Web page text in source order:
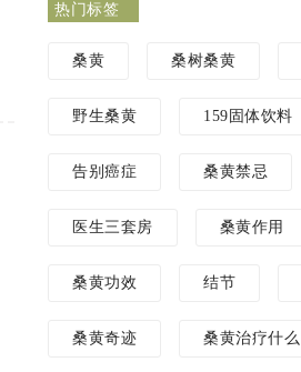
热门标签
桑黄 桑树桑黄
野生桑黄 159固体饮料
告别癌症 桑黄禁忌
医生三套房 桑黄作用
桑黄功效 结节
桑黄奇迹 桑黄治疗什么